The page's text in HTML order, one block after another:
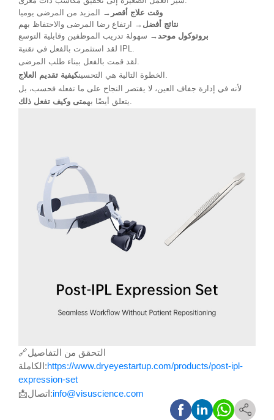
وقت علاج أقصر → المزيد من المرضى يوميا
نتائج أفضل → ارتفاع رضا المرضى والاحتفاظ بهم
بروتوكول موحد→ سهولة تدريب الموظفين وقابلية التوسع
لقد استثمرت بالفعل في تقنية IPL.
لقد قمت بالفعل ببناء طلب المرضى.
الخطوة التالية هي التحسينكيفية تقديم العلاج
لأنه في إدارة جفاف العين، لا يقتصر النجاح على ما تفعله فحسب، بل
يتعلق أيضًا بهمتى وكيف تفعل ذلك
🔗التحقق من التفاصيل
الكاملة:https://www.dryeyestartup.com/products/post-ipl-
expression-set
📩
اتصال:info@visuscience.com